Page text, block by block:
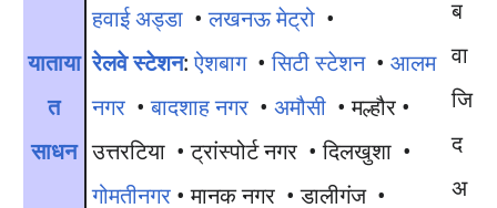
ब
वा
जि
द
अ
याताया
त
साधन
हवाई अड्डा •लखनऊ मेट्रो •
रेलवे स्टेशन:ऐशबाग•सिटी स्टेशन• आलम
नगर •बादशाह नगर • अमौसी • मल्हौर •
उत्तरटिया • ट्रांस्पोर्ट नगर • दिलखुशा •
गोमतीनगर • मानक नगर • डालीगंज •